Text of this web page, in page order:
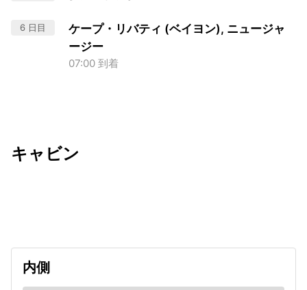
6 日目
ケープ・リバティ (ベイヨン), ニュージャ
ージー
07:00 到着
キャビン
内側